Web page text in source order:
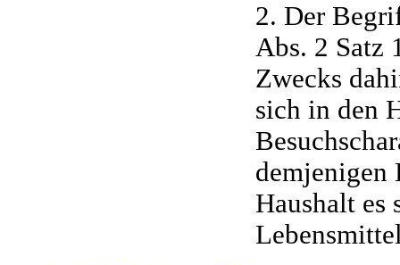
2. Der
Abs. 2 Satz
Zwecks
sich in den
demjenigen
Haushalt es